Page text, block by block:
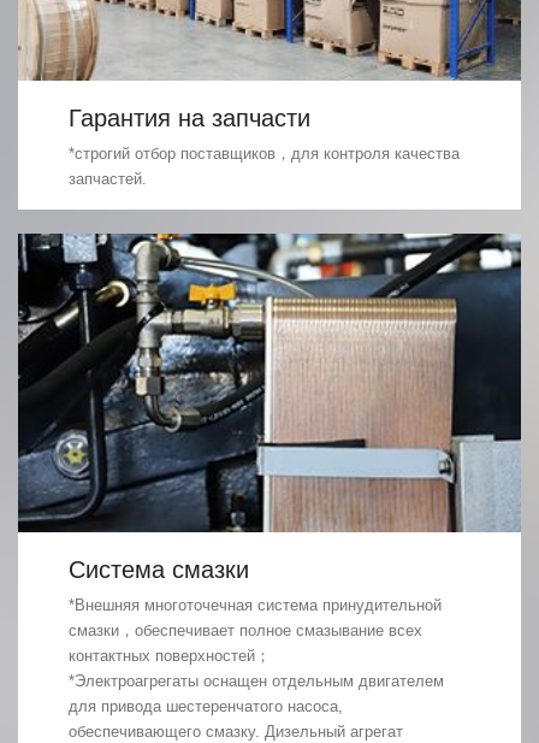
Гарантия на запчасти
*строгий отбор поставщиков，для контроля качества
запчастей.
Система смазки
*Внешняя многоточечная система принудительной
смазки，обеспечивает полное смазывание всех
контактных поверхностей；
*Электроагрегаты оснащен отдельным двигателем
для привода шестеренчатого насоса,
обеспечивающего смазку. Дизельный агрегат